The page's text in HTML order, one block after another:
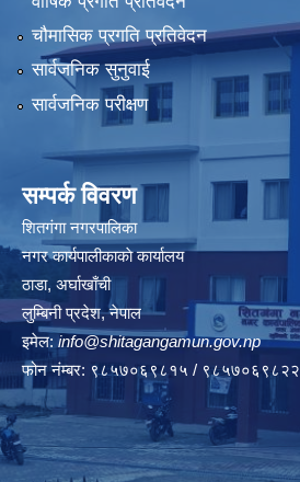
चौमासिक प्रगति प्रतिवेदन
सार्वजनिक सुनुवाई
सार्वजनिक परीक्षण
सम्पर्क विवरण
शितगंगा नगरपालिका
नगर कार्यपालीकाकाे कार्यालय
ठाडा, अर्घाखाँची
लुम्बिनी प्रदेश, नेपाल
इमेल: info@shitagangamun.gov.np
फोन नंम्बर: ९८५७०६९८१५ / ९८५७०६९८२२